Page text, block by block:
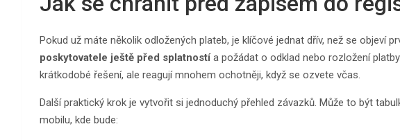
Pokud už máte několik odložených plateb, je klíčové jednat dřív, než se objeví
poskytovatele ještě před splatnostía požádat o odklad nebo rozložení
krátkodobé řešení, ale reagují mnohem ochotněji, když se ozvete včas.
Další praktický krok je vytvořit si jednoduchý přehled závazků. Může to být
mobilu, kde bude: